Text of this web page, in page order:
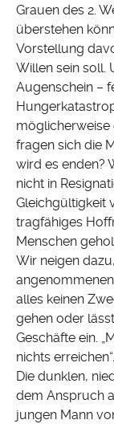
Grauen des 2.
überstehen
Vorstellung
Willen sein soll.
Augenschein –
möglicherweise
fragen sich die
wird es enden?
nicht in
Gleichgültigkeit
tragfähiges
Menschen
Wir neigen
alles keinen
gehen oder
Geschäfte ein.
nichts erreichen“.
Die dunklen,
dem Anspruch
jungen Mann